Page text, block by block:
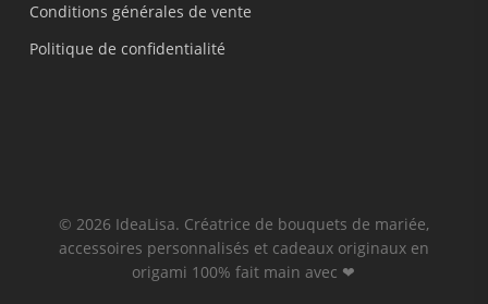
Conditions générales de vente
Politique de confidentialité
© 2026 IdeaLisa. Créatrice de bouquets de mariée,
accessoires personnalisés et cadeaux originaux en
origami 100% fait main avec ❤